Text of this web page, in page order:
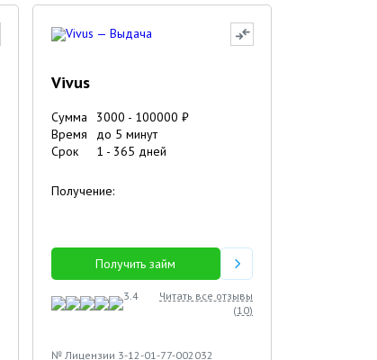
Vivus
Сумма 3000 - 100000 ₽
Время
до 5 минут
Срок
1 - 365 дней
Получение:
Получить займ
3.4
Читать все отзывы
(10)
№ Лицензии 3-12-01-77-002032